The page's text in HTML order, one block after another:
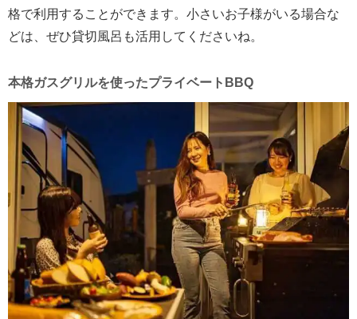
格で利用することができます。小さいお子様がいる場合な
どは、ぜひ貸切風呂も活用してくださいね。
本格ガスグリルを使ったプライベートBBQ